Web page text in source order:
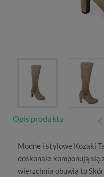
Opis produktu
Modne i stylowe Kozaki
doskonale komponują się
wierzchnia obuwia to